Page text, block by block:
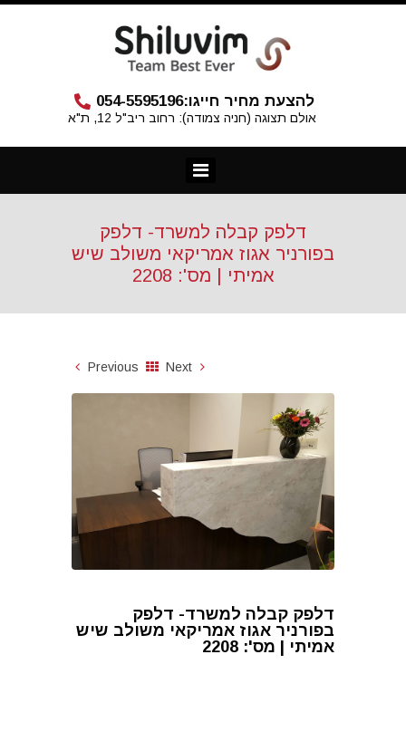
להצעת מחיר חייגו:054-5595196
אולם תצוגה (חניה צמודה): רחוב ריב"ל 12, ת"א
דלפק קבלה למשרד- דלפק
בפורניר אגוז אמריקאי משולב שיש
אמיתי | מס': 2208
Previous Next
דלפק קבלה למשרד- דלפק
בפורניר אגוז אמריקאי משולב שיש
אמיתי | מס': 2208